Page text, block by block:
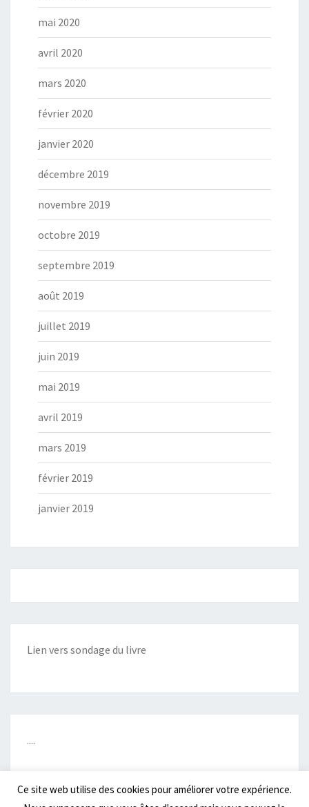
mai 2020
avril 2020
mars 2020
février 2020
janvier 2020
décembre 2019
novembre 2019
octobre 2019
septembre 2019
août 2019
juillet 2019
juin 2019
mai 2019
avril 2019
mars 2019
février 2019
janvier 2019
Lien vers sondage du livre
....
Ce site web utilise des cookies pour améliorer votre expérience.